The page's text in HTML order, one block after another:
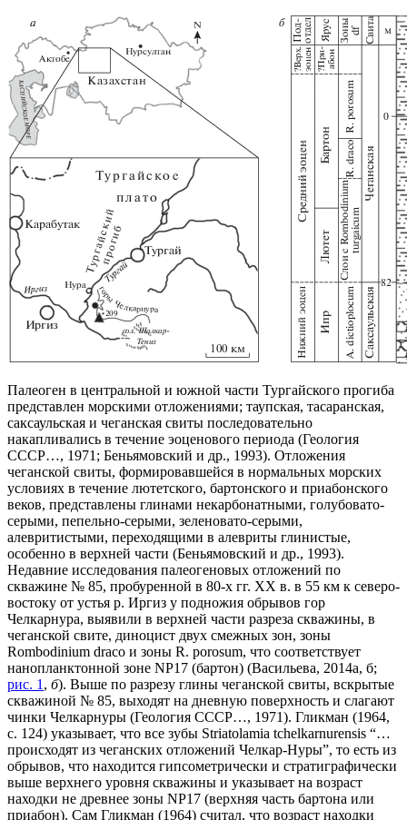
Палеоген в центральной и южной части Тургайского прогиба
представлен морскими отложениями; таупская, тасаранская,
саксаульская и чеганская свиты последовательно
накапливались в течение эоценового периода (Геология
СССР…, 1971; Беньямовский и др., 1993). Отложения
чеганской свиты, формировавшейся в нормальных морских
условиях в течение лютетского, бартонского и приабонского
веков, представлены глинами некарбонатными, голубовато-
серыми, пепельно-серыми, зеленовато-серыми,
алевритистыми, переходящими в алевриты глинистые,
особенно в верхней части (Беньямовский и др., 1993).
Недавние исследования палеогеновых отложений по
скважине № 85, пробуренной в 80-х гг. XX в. в 55 км к северо-
востоку от устья р. Иргиз у подножия обрывов гор
Челкарнура, выявили в верхней части разреза скважины, в
чеганской свите, диноцист двух смежных зон, зоны
Rombodinium draco и зоны R. porosum, что соответствует
нанопланктонной зоне NP17 (бартон) (Васильева, 2014а, б;
рис. 1, б). Выше по разрезу глины чеганской свиты, вскрытые
скважиной № 85, выходят на дневную поверхность и слагают
чинки Челкарнуры (Геология СССР…, 1971). Гликман (1964,
с. 124) указывает, что все зубы Striatolamia tchelkarnurensis “…
происходят из чеганских отложений Челкар-Нуры”, то есть из
обрывов, что находится гипсометрически и стратиграфически
выше верхнего уровня скважины и указывает на возраст
находки не древнее зоны NP17 (верхняя часть бартона или
приабон). Сам Гликман (1964) считал, что возраст находки